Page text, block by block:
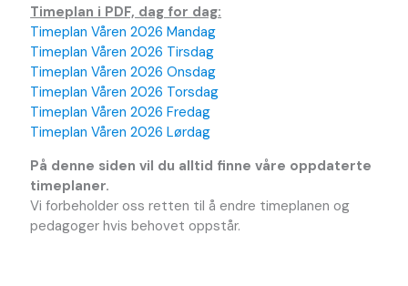
Timeplan i PDF, dag for dag:
Timeplan Våren 2026 Mandag
Timeplan Våren 2026 Tirsdag
Timeplan Våren 2026 Onsdag
Timeplan Våren 2026 Torsdag
Timeplan Våren 2026 Fredag
Timeplan Våren 2026 Lørdag
På denne siden vil du alltid finne våre oppdaterte
timeplaner.
Vi forbeholder oss retten til å endre timeplanen og
pedagoger hvis behovet oppstår.